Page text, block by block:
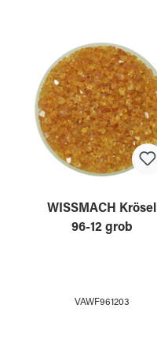
WISSMACH Krösel
96-12 grob
VAWF961203